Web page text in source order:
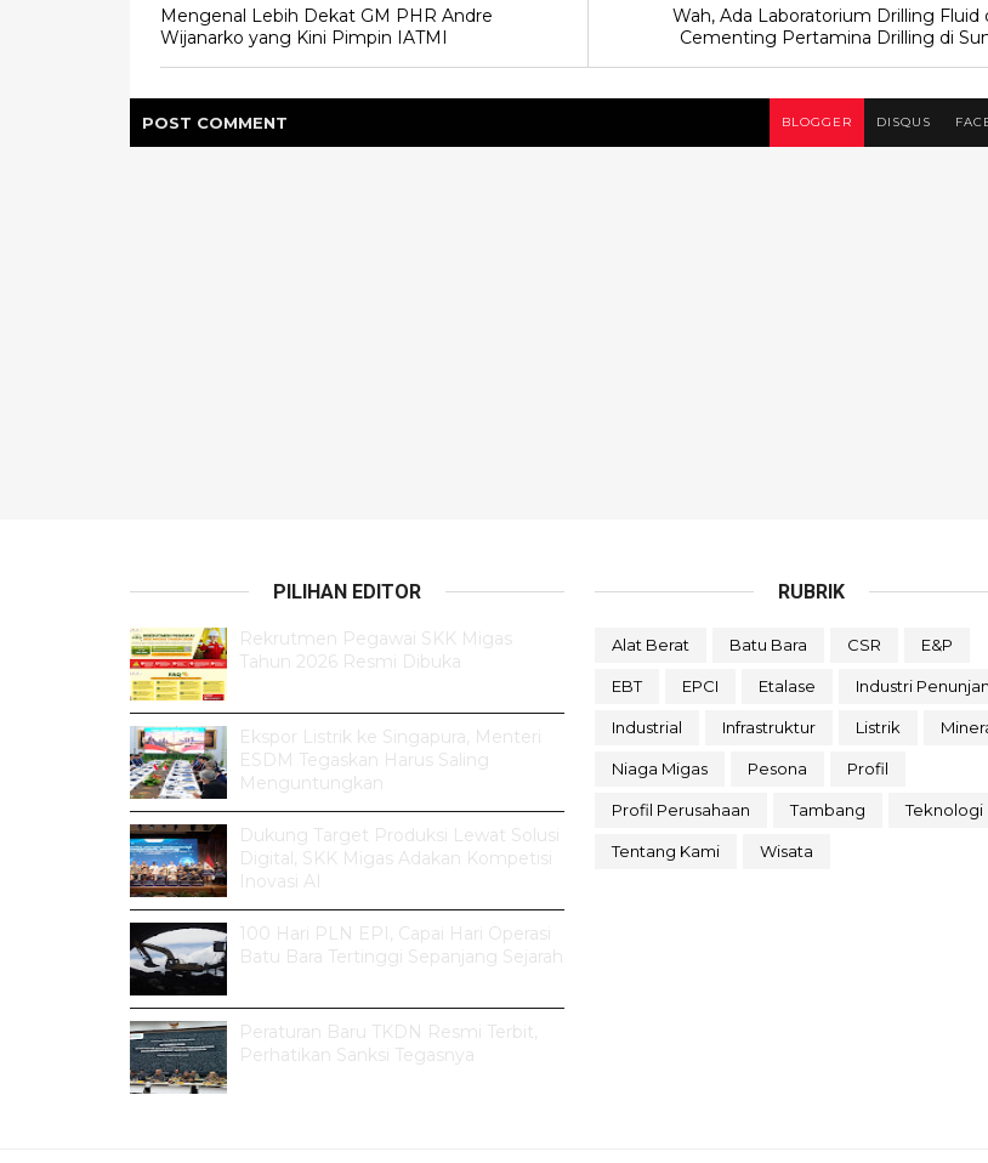
Wah, Ada Laboratorium Drilling Fluid
Cementing Pertamina Drilling di
Mengenal Lebih Dekat GM PHR Andre
Wijanarko yang Kini Pimpin IATMI
POST COMMENT BLOGGER DISQUS
PILIHAN EDITOR
Rekrutmen Pegawai SKK Migas
Tahun 2026 Resmi Dibuka
Ekspor Listrik ke Singapura, Menteri
ESDM Tegaskan Harus Saling
Menguntungkan
Dukung Target Produksi Lewat Solusi
Digital, SKK Migas Adakan Kompetisi
Inovasi AI
100 Hari PLN EPI, Capai Hari Operasi
Batu Bara Tertinggi Sepanjang Sejarah
Peraturan Baru TKDN Resmi Terbit,
Perhatikan Sanksi Tegasnya
RUBRIK
Alat Berat Batu Bara CSR E&P
EBT EPCI Etalase Industri
Industrial Infrastruktur Listrik
Niaga Migas Pesona Profil
Profil Perusahaan Tambang Teknologi
Tentang Kami Wisata